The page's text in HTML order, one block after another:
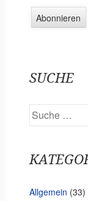
M
-
A
d
s
SUCHE
Suchen
Allgemein (33)